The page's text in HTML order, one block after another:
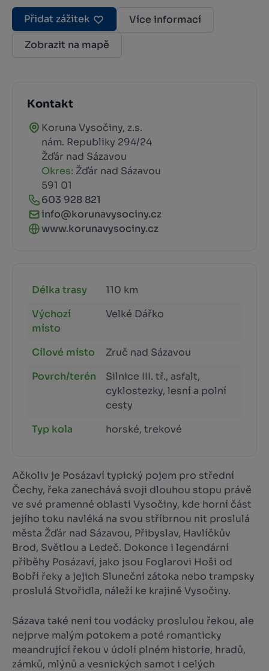
Přidat zážitek
Více informací
Zobrazit na mapě
Kontakt
Koruna Vysočiny, z.s.
nám. Republiky 294/24
Žďár nad Sázavou
Okres: Žďár nad Sázavou
591 01
603 928 821
info@korunavysociny.cz
www.korunavysociny.cz
Délka trasy
110 km
Výchozí
místo
Velké Dářko
Cílové místo
Zruč nad Sázavou
Povrch/terén
Silnice III. tř., asfalt,
cyklostezky, lesní a polní
cesty
Typ kola
horské, trekové
Ačkoliv je Posázaví typický pojem pro střední
Čechy, řeka zanechává svoji dlouhou stopu právě
ve své pramenné oblasti Vysočiny, kde horní část
jejího toku navléká na svou stříbrnou nit proslulá
města Žďár nad Sázavou, Přibyslav, Havlíčkův
Brod, Světlou a Ledeč. Dokonce i legendární
příběhy Posázaví, jako jsou Foglarovi Hoši od
Bobří řeky a jejich Sluneční zátoka nebo trampsky
proslulá Stvořidla, náleží ke krajině Vysočiny.
Sázava také není tou vodácky proslulou řekou, ale
nejprve malým potokem a poté romanticky
meandrující řekou v údolí plném historie, hradů,
zámků, mlýnů a vesnických samot i celých